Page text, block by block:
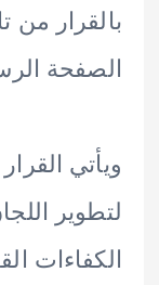
من تاريخ
الرسمية
القرار في
اللجان
القادرة